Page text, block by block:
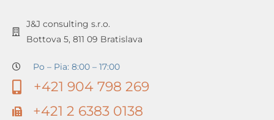
J&J consulting s.r.o.
Bottova 5, 811 09 Bratislava
Po – Pia: 8:00 – 17:00
+421 904 798 269
+421 2 6383 0138